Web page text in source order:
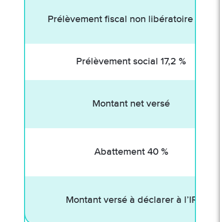
Prélèvement fiscal non libératoire 21 %
Prélèvement social 17,2 %
Montant net versé
Abattement 40 %
Montant versé à déclarer à l’IR